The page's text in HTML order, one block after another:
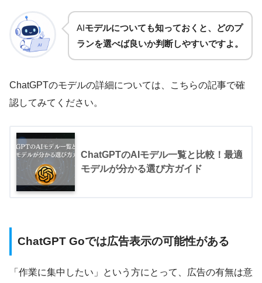
AIモデルについても知っておくと、どのプ
ランを選べば良いか判断しやすいですよ。
ChatGPTのモデルの詳細については、こちらの記事で確
認してみてください。
ChatGPTのAIモデル一覧と比較！最適
モデルが分かる選び方ガイド
ChatGPT Goでは広告表示の可能性がある
「作業に集中したい」という方にとって、広告の有無は意